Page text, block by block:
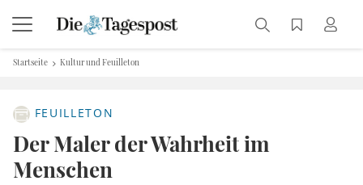
Startseite Kultur und Feuilleton
FEUILLETON
Der Maler der Wahrheit im
Menschen